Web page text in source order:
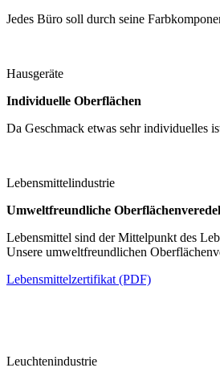
Jedes Büro soll durch seine
Hausgeräte
Individuelle Oberflächen
Da Geschmack etwas sehr individuelles
Lebensmittelindustrie
Umweltfreundliche
Lebensmittel sind der Mittelpunkt des
Unsere umweltfreundlichen
Lebensmittelzertifikat (PDF)
Leuchtenindustrie